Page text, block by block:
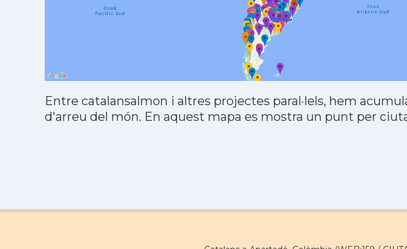
Entre catalansalmon i altres projectes paral·lels, hem
d'arreu del món. En aquest mapa es mostra un punt per